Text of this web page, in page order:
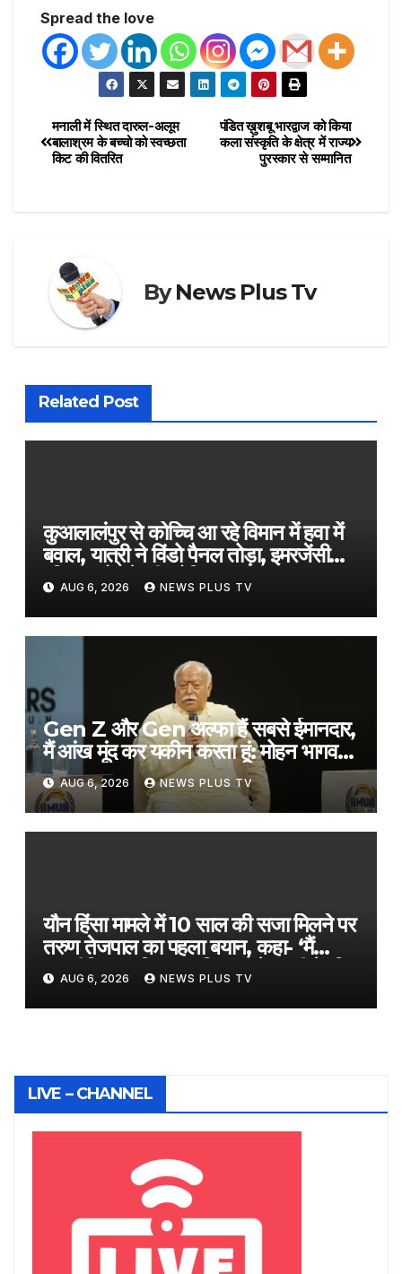
Spread the love
पंडित ख़ुशबू भारद्वाज को किया
कला संस्कृति के क्षेत्र में राज्य
पुरस्कार से सम्मानित
मनाली में स्थित दारुल-अलूम
बालाश्रम के बच्चो को स्वच्छता
किट की वितरित
ByNews Plus Tv
Related Post
कुआलालंपुर से कोच्चि आ रहे विमान में हवा में
बवाल, यात्री ने विंडो पैनल तोड़ा, इमरजेंसी
एग्जिट खोलने की कोशिश​on August 6,
2026 at 12:22 pm
AUG 6, 2026 NEWS PLUS TV
Gen Z और Gen अल्फा हैं सबसे ईमानदार,
मैं आंख मूंद कर यकीन करता हूं: मोहन भागवत​
on August 6, 2026 at 1:27 pm
AUG 6, 2026 NEWS PLUS TV
यौन हिंसा मामले में 10 साल की सजा मिलने पर
तरुण तेजपाल का पहला बयान, कहा- ‘मैं
राजनीतिक साजिश का शिकार, बेगुनाही के लिए
काफी सबूत है’​on August 6, 2026 at
9:59 am
AUG 6, 2026 NEWS PLUS TV
LIVE – CHANNEL